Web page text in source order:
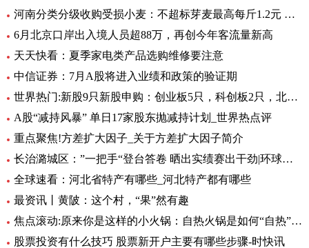
河南分类分级收购受损小麦：不超标芽麦最高每斤1.2元 全球最资讯
6月北京口岸出入境人员超88万，再创今年客流量新高
天天快看：夏季家电类产品选购维修要注意
中信证券：7月A股将进入业绩和政策的验证期
世界热门:新股9只新股申购：创业板5只，科创板2只，北交所2只
A股“减持风暴” 单日17家股东抛减持计划_世界热点评
重点聚焦!方差扩大因子_关于方差扩大因子简介
长治潞城区：”一把手“登台答卷 晒出实绩赛出干劲|环球视点
全球速看：河北省特产有哪些_河北特产都有哪些
最资讯丨黄陂：这个村，“果”然有趣
焦点滚动:原来你是这样的小火锅：自热火锅是如何“自热”的？
股票投资有什么技巧 股票新开户主要有哪些步骤-时快讯